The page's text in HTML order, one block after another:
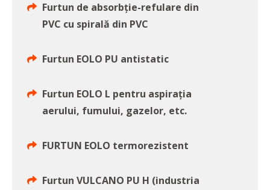
Furtun de absorbție-refulare din
PVC cu spirală din PVC
Furtun EOLO PU antistatic
Furtun EOLO L pentru aspiraţia
aerului, fumului, gazelor, etc.
FURTUN EOLO termorezistent
Furtun VULCANO PU H (industria